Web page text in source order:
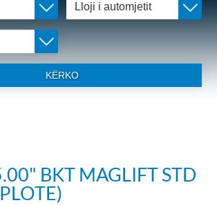
Lloji i automjetit
KËRKO
BKT MAGLIFT STD